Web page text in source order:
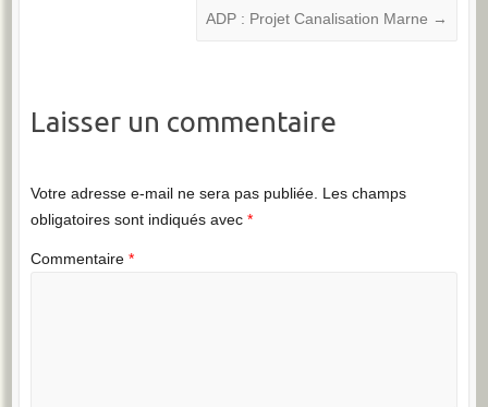
ADP : Projet Canalisation Marne →
Laisser un commentaire
Votre adresse e-mail ne sera pas publiée. Les champs
obligatoires sont indiqués avec *
Commentaire *